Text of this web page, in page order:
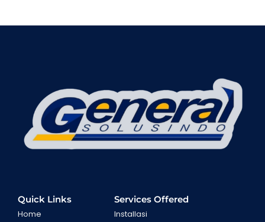
Quick Links
Home
Services Offered
Installasi